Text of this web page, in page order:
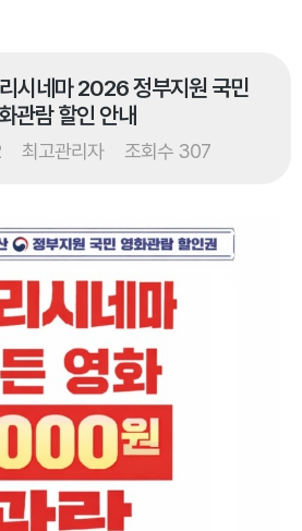
시네마 2026 정부지원 국민
관람 할인 안내
최고관리자 조회수 307